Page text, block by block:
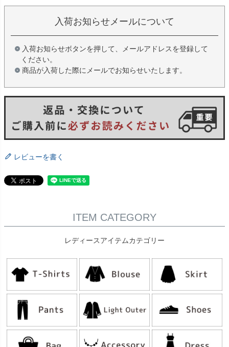
入荷お知らせメールについて
入荷お知らせボタンを押して、メールアドレスを登録して
ください。
商品が入荷した際にメールでお知らせいたします。
レビューを書く
ITEM CATEGORY
レディースアイテムカテゴリー